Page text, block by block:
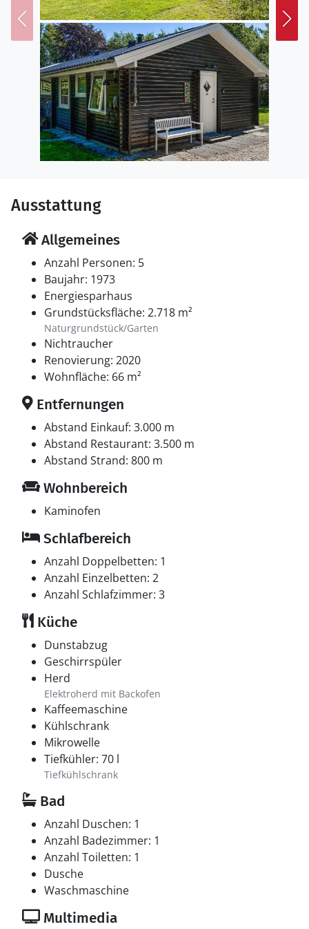
Besorgungen für Ihre Urlaubsausflüge. Hier finden Sie
auch einen großen Spielplatz für Kinder.
Unternehmen Sie Ausflüge in die Umgebung.
Besuchen Sie die charmante Stadt Frederikshavn und
erkunden Sie den alten Hafen und die malerischen
Gassen. Ein Tagesausflug zur Insel Læsø ist ebenfalls
sehr empfehlenswert.
Ausstattung
Allgemeines
Anzahl Personen: 5
Baujahr: 1973
Energiesparhaus
Grundstücksfläche: 2.718 m²
Naturgrundstück/Garten
Nichtraucher
Renovierung: 2020
Wohnfläche: 66 m²
Entfernungen
Abstand Einkauf: 3.000 m
Abstand Restaurant: 3.500 m
Abstand Strand: 800 m
Wohnbereich
Kaminofen
Schlafbereich
Anzahl Doppelbetten: 1
Anzahl Einzelbetten: 2
Anzahl Schlafzimmer: 3
Küche
Dunstabzug
Geschirrspüler
Herd
Elektroherd mit Backofen
Kaffeemaschine
Kühlschrank
Mikrowelle
Tiefkühler: 70 l
Tiefkühlschrank
Bad
Anzahl Duschen: 1
Anzahl Badezimmer: 1
Anzahl Toiletten: 1
Dusche
Waschmaschine
Multimedia